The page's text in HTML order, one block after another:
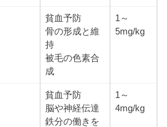
貧血予防
骨の形成と維
持
被毛の色素合
成
1～
5mg/kg
貧血予防
脳や神経伝達
鉄分の働きを
1～
4mg/kg